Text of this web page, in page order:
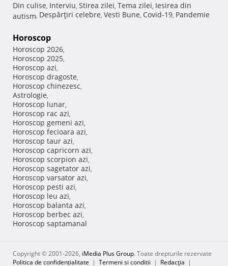
Din culise, Interviu, Stirea zilei, Tema zilei, Iesirea din
autism, Despărţiri celebre, Vesti Bune, Covid-19, Pandemie
Horoscop
Horoscop 2026,
Horoscop 2025,
Horoscop azi,
Horoscop dragoste,
Horoscop chinezesc,
Astrologie,
Horoscop lunar,
Horoscop rac azi,
Horoscop gemeni azi,
Horoscop fecioara azi,
Horoscop taur azi,
Horoscop capricorn azi,
Horoscop scorpion azi,
Horoscop sagetator azi,
Horoscop varsator azi,
Horoscop pesti azi,
Horoscop leu azi,
Horoscop balanta azi,
Horoscop berbec azi,
Horoscop saptamanal
Copyright © 2001-2026, iMedia Plus Group. Toate drepturile rezervate
Politica de confidențialitate | Termeni si conditii | Redacţia |